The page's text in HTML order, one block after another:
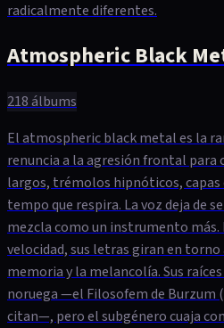
radicalmente diferentes.
Atmospheric Black
218álbums
El atmospheric black metal es la
renuncia a la agresión frontal
largos, trémolos hipnóticos, capas
tempo que respira. La voz deja de
mezcla como un instrumento más.
velocidad, sus letras giran en
memoria y la melancolía. Sus
noruega —el Filosofem de Burzum
citan—, pero el subgénero cuaja